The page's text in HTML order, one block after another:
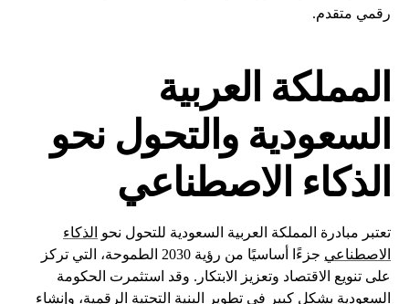
رقمي متقدم.
المملكة العربية
السعودية والتحول نحو
الذكاء الاصطناعي
تعتبر مبادرة المملكة العربية السعودية للتحول نحو الذكاء
الاصطناعي
جزءًا أساسيًا من رؤية 2030 الطموحة، التي تركز
على تنويع الاقتصاد وتعزيز الابتكار. وقد استثمرت الحكومة
السعودية بشكل كبير في تطوير البنية التحتية الرقمية، وإنشاء